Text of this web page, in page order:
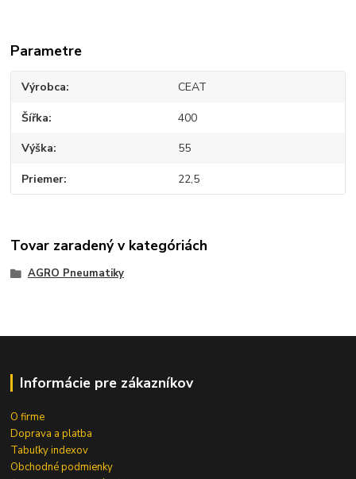
Parametre
Výrobca CEAT
Šířka 400
Výška 55
Priemer 22,5
Tovar zaradený v kategóriách
AGRO Pneumatiky
Informácie pre zákazníkov
O firme
Doprava a platba
Tabuľky indexov
Obchodné podmienky